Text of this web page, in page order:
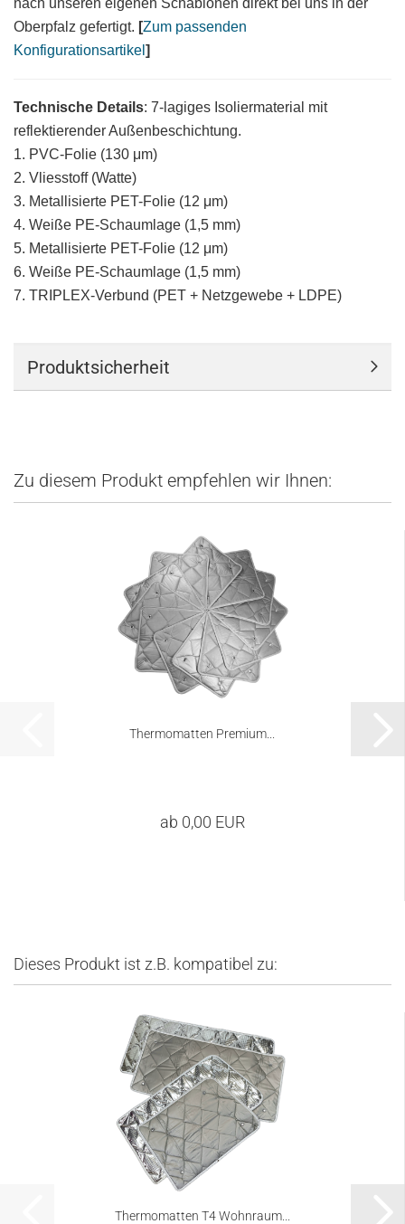
nach unseren eigenen Schablonen direkt bei uns in der
Oberpfalz gefertigt. [Zum passenden
Konfigurationsartikel ]
Technische Details: 7-lagiges Isoliermaterial mit
reflektierender Außenbeschichtung.
1. PVC-Folie (130 μm)
2. Vliesstoff (Watte)
3. Metallisierte PET-Folie (12 μm)
4. Weiße PE-Schaumlage (1,5 mm)
5. Metallisierte PET-Folie (12 μm)
6. Weiße PE-Schaumlage (1,5 mm)
7. TRIPLEX-Verbund (PET + Netzgewebe + LDPE)
Produktsicherheit
Zu diesem Produkt empfehlen wir Ihnen:
Thermomatten Premium...
ab 0,00 EUR
Dieses Produkt ist z.B. kompatibel zu:
Thermomatten T4 Wohnraum...